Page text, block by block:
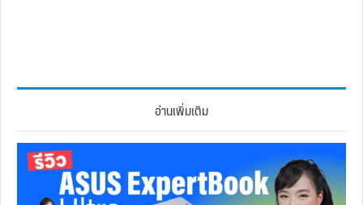
อ่านเพิ่มเติม